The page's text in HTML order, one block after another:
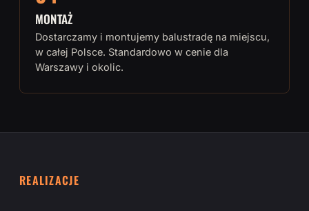
MONTAŻ
Dostarczamy i montujemy balustradę na miejscu,
w całej Polsce. Standardowo w cenie dla
Warszawy i okolic.
REALIZACJE